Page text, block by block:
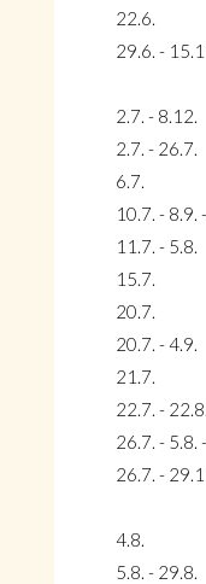
22.6.
29.6. -
2.7. - 8.12.
2.7. - 26.7.
6.7.
10.7. - 8.9.
11.7. - 5.8.
15.7.
20.7.
20.7. - 4.9.
21.7.
22.7. - 22.8.
26.7. - 5.8.
26.7. -
4.8.
5.8. - 29.8.